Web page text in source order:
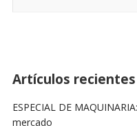
Lateral
Artículos recientes
ESPECIAL DE
mercado